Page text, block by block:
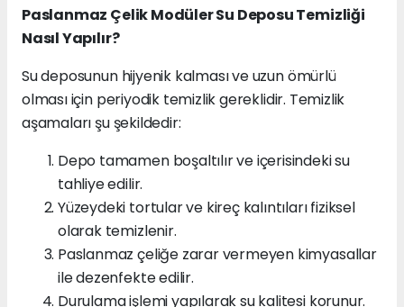
Paslanmaz Çelik Modüler Su Deposu Temizliği
Nasıl Yapılır?
Su deposunun hijyenik kalması ve uzun ömürlü
olması için periyodik temizlik gereklidir. Temizlik
aşamaları şu şekildedir:
Depo tamamen boşaltılır ve içerisindeki su
tahliye edilir.
Yüzeydeki tortular ve kireç kalıntıları fiziksel
olarak temizlenir.
Paslanmaz çeliğe zarar vermeyen kimyasallar
ile dezenfekte edilir.
Durulama işlemi yapılarak su kalitesi korunur.